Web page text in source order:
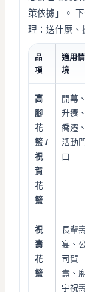
策依據」。
理：送什麼、
品
項
適用情
境
高
腳
花
籃 /
祝
賀
花
籃
開幕、
升遷、
喬遷、
活動
口
祝
壽
花
籃
長輩
宴、
司賀
壽、
宇祝